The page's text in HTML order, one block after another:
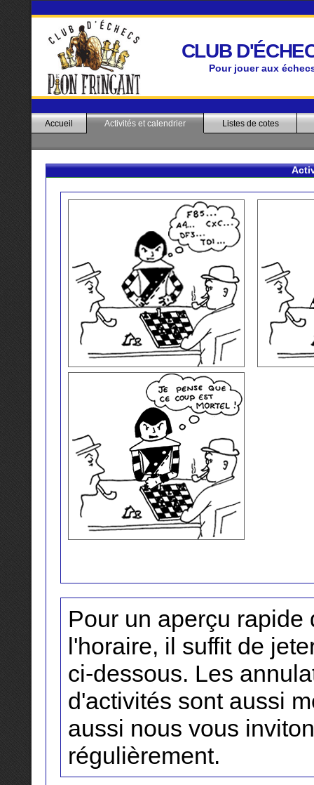
CLUB
Pour jouer aux
Accueil Activités et calendrier Listes de cotes
Pour un aperçu
l'horaire, il suffit de
ci-dessous. Les
d'activités sont aussi
aussi nous vous
régulièrement.